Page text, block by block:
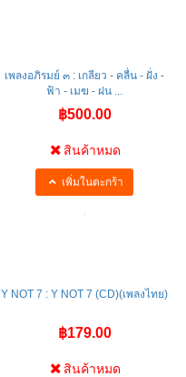
เพลงอภิรมย์ ๓ : เกลียว - คลื่น - ฝั่ง -
ฟ้า - เมฆ - ฝน ...
฿500.00
สินค้าหมด
เพิ่มในตะกร้า
Y NOT 7 : Y NOT 7 (CD)(เพลงไทย)
฿179.00
สินค้าหมด